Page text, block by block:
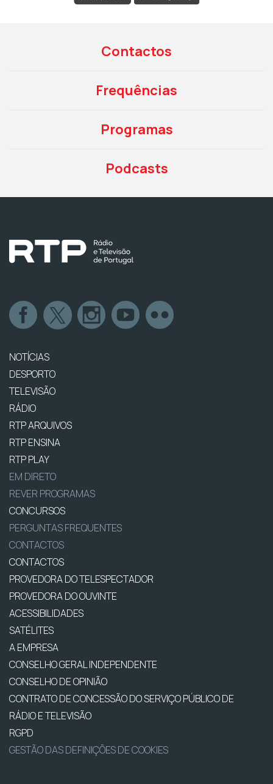
Contactos
Frequências
Programas
Podcasts
NOTÍCIAS
DESPORTO
TELEVISÃO
RÁDIO
RTP ARQUIVOS
RTP ENSINA
RTP PLAY
EM DIRETO
REVER PROGRAMAS
CONCURSOS
PERGUNTAS FREQUENTES
CONTACTOS
CONTACTOS
PROVEDORA DO TELESPECTADOR
PROVEDORA DO OUVINTE
ACESSIBILIDADES
SATÉLITES
A EMPRESA
CONSELHO GERAL INDEPENDENTE
CONSELHO DE OPINIÃO
CONTRATO DE CONCESSÃO DO SERVIÇO PÚBLICO DE
RÁDIO E TELEVISÃO
RGPD
GESTÃO DAS DEFINIÇÕES DE COOKIES